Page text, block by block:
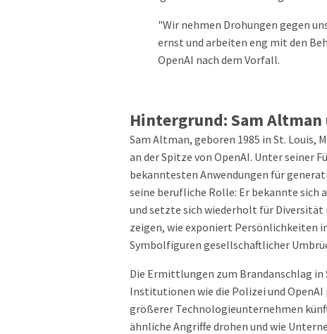
"Wir nehmen Drohungen gegen
ernst und arbeiten eng mit den
OpenAI nach dem Vorfall.
Hintergrund: Sam
Sam Altman, geboren 1985 in St. Louis,
an der Spitze von OpenAI. Unter seiner
bekanntesten Anwendungen für
seine berufliche Rolle: Er bekannte sich
und setzte sich wiederholt für Diversität
zeigen, wie exponiert Persönlichkeiten
Symbolfiguren gesellschaftlicher
Die Ermittlungen zum Brandanschlag in
Institutionen wie die Polizei und
größerer Technologieunternehmen
ähnliche Angriffe drohen und wie